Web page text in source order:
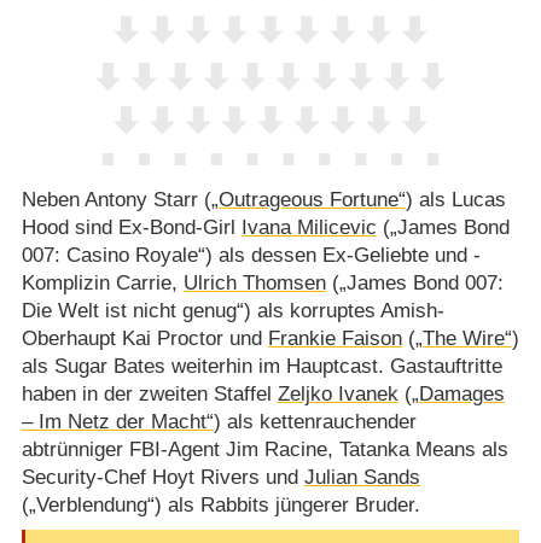
Neben Antony Starr („Outrageous Fortune“) als Lucas
Hood sind Ex-Bond-Girl
Ivana Milicevic („James Bond
007: Casino Royale“) als dessen Ex-Geliebte und -
Komplizin Carrie, Ulrich Thomsen(„James Bond 007:
Die Welt ist nicht genug“) als korruptes Amish-
Oberhaupt Kai Proctor und Frankie Faison(„The Wire“)
als Sugar Bates weiterhin im Hauptcast. Gastauftritte
haben in der zweiten Staffel Zeljko Ivanek(„Damages
– Im Netz der Macht“) als kettenrauchender
abtrünniger FBI-Agent Jim Racine, Tatanka Means als
Security-Chef Hoyt Rivers und Julian Sands
(„Verblendung“) als Rabbits jüngerer Bruder.